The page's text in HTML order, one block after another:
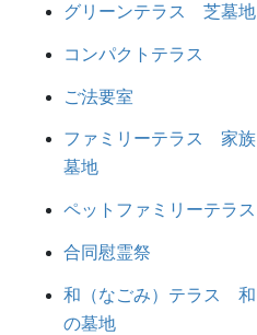
グリーンテラス 芝墓地
コンパクトテラス
ご法要室
ファミリーテラス 家族
墓地
ペットファミリーテラス
合同慰霊祭
和（なごみ）テラス 和
の墓地